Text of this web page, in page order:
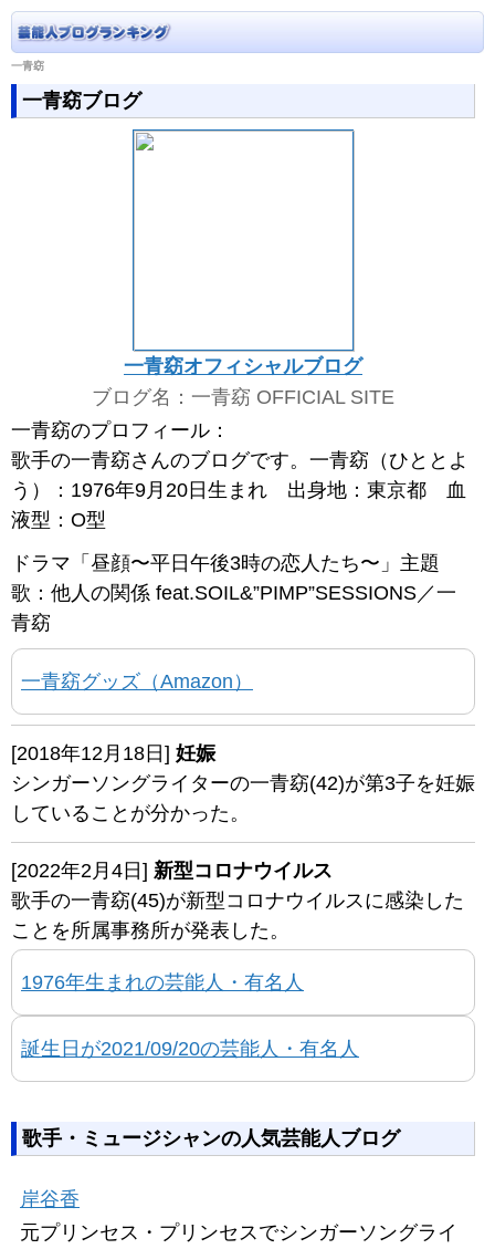
一青窈
一青窈ブログ
一青窈オフィシャルブログ
ブログ名：一青窈 OFFICIAL SITE
一青窈のプロフィール：
歌手の一青窈さんのブログです。一青窈（ひととよ
う）：1976年9月20日生まれ 出身地：東京都 血
液型：O型
ドラマ「昼顔〜平日午後3時の恋人たち〜」主題
歌：他人の関係 feat.SOIL&”PIMP”SESSIONS／一
青窈
一青窈グッズ（Amazon）
[2018年12月18日] 妊娠
シンガーソングライターの一青窈(42)が第3子を妊娠
していることが分かった。
[2022年2月4日] 新型コロナウイルス
歌手の一青窈(45)が新型コロナウイルスに感染した
ことを所属事務所が発表した。
1976年生まれの芸能人・有名人
誕生日が2021/09/20の芸能人・有名人
歌手・ミュージシャンの人気芸能人ブログ
岸谷香
元プリンセス・プリンセスでシンガーソングライ